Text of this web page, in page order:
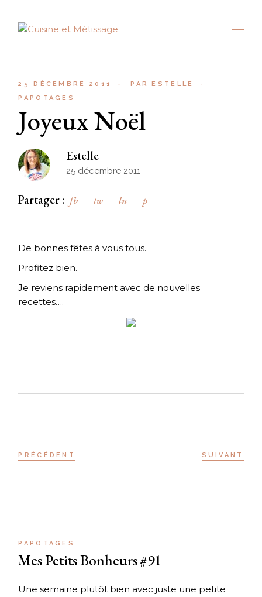
content
25 DÉCEMBRE 2011 PAR
ESTELLE
PAPOTAGES
Joyeux Noël
Estelle
25 décembre 2011
Partager : fb tw ln p
De bonnes fêtes à vous tous.
Profitez bien.
Je reviens rapidement avec de nouvelles
recettes….
PRÉCÉDENT SUIVANT
PAPOTAGES
Mes Petits Bonheurs #91
Une semaine plutôt bien avec juste une petite